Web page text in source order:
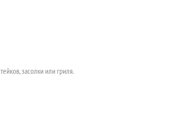
засолки или гриля.